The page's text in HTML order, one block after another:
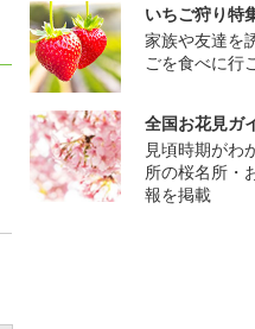
いちご狩り特
家族や友達を
ごを食べに行
全国お花見ガ
見頃時期がわ
所の桜名所・
報を掲載